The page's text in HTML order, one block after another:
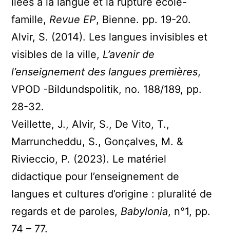
famille, Revue EP, Bienne. pp. 19-20.
Alvir, S. (2014). Les langues invisibles et
visibles de la ville, L’avenir de
l’enseignement des langues premières,
VPOD -Bildundspolitik, no. 188/189, pp.
28-32.
Veillette, J., Alvir, S., De Vito, T.,
Marruncheddu, S., Gonçalves, M. &
Rivieccio, P. (2023). Le matériel
didactique pour l’enseignement de
langues et cultures d’origine : pluralité de
regards et de paroles, Babylonia, n°1, pp.
74 – 77.